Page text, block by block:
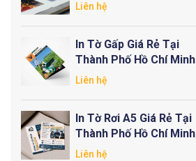
Liên hệ
In Tờ Gấp Giá Rẻ Tại
Thành Phố Hồ Chí Minh
Liên hệ
In Tờ Rơi A5 Giá Rẻ Tại
Thành Phố Hồ Chí Minh
Liên hệ